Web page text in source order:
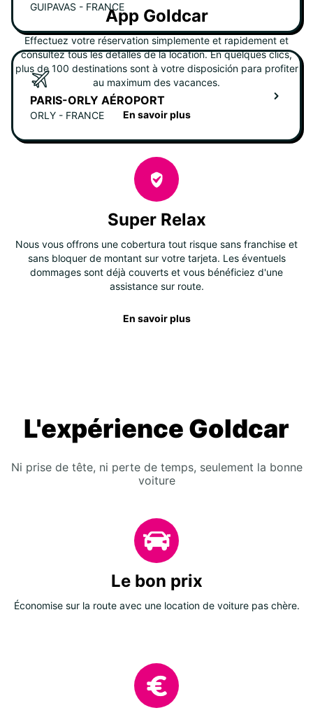
GUIPAVAS - FRANCE
PARIS-ORLY AÉROPORT
ORLY - FRANCE
App Goldcar
Effectuez votre réservation simplemente et rapidement et
consultez tous les detalles de la location. En quelques clics,
plus de 100 destinations sont à votre disposición para profiter
au maximum des vacances.
En savoir plus
Super Relax
Nous vous offrons une cobertura tout risque sans franchise et
sans bloquer de montant sur votre tarjeta. Les éventuels
dommages sont déjà couverts et vous bénéficiez d'une
assistance sur route.
En savoir plus
L'expérience Goldcar
Ni prise de tête, ni perte de temps, seulement la bonne
voiture
Le bon prix
Économise sur la route avec une location de voiture pas chère.